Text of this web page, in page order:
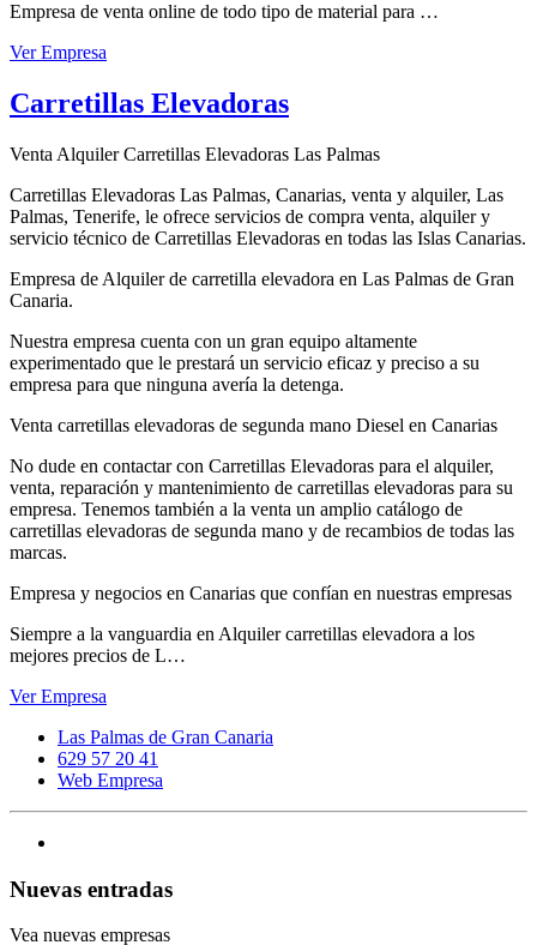
Empresa de venta online de todo tipo de material para …
Ver Empresa
Carretillas Elevadoras
Venta Alquiler Carretillas Elevadoras Las Palmas
Carretillas Elevadoras Las Palmas, Canarias, venta y alquiler, Las
Palmas, Tenerife, le ofrece servicios de compra venta, alquiler y
servicio técnico de Carretillas Elevadoras en todas las Islas Canarias.
Empresa de Alquiler de carretilla elevadora en Las Palmas de Gran
Canaria.
Nuestra empresa cuenta con un gran equipo altamente
experimentado que le prestará un servicio eficaz y preciso a su
empresa para que ninguna avería la detenga.
Venta carretillas elevadoras de segunda mano Diesel en Canarias
No dude en contactar con Carretillas Elevadoras para el alquiler,
venta, reparación y mantenimiento de carretillas elevadoras para su
empresa. Tenemos también a la venta un amplio catálogo de
carretillas elevadoras de segunda mano y de recambios de todas las
marcas.
Empresa y negocios en Canarias que confían en nuestras empresas
Siempre a la vanguardia en Alquiler carretillas elevadora a los
mejores precios de L…
Ver Empresa
Las Palmas de Gran Canaria
629 57 20 41
Web Empresa
Nuevas entradas
Vea nuevas empresas